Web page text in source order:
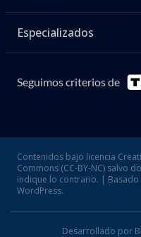
Especializados
Seguimos criterios de
Contenidos bajo licencia
Commons (CC-BY-NC) salvo
indique lo contrario. | Basado
WordPress.
Desarrollado por